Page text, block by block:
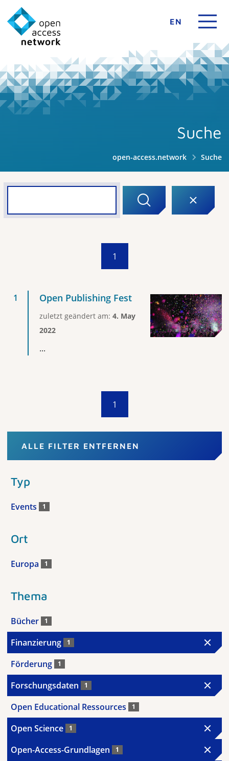
EN
Suche
open-access.network Suche
1
Open Publishing Fest
zuletzt geändert am: 4. May
2022
...
1
ALLE FILTER ENTFERNEN
Typ
Events 1
Ort
Europa 1
Thema
Bücher 1
Finanzierung 1
Förderung 1
Forschungsdaten 1
Open Educational Ressources 1
Open Science 1
Open-Access-Grundlagen 1